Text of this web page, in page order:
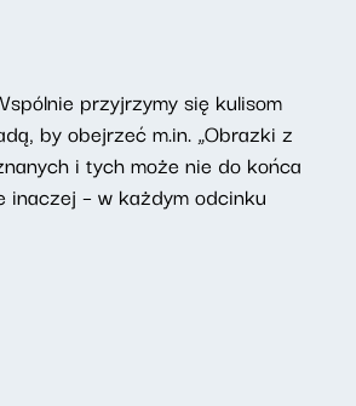
przyjrzymy się kulisom
by obejrzeć m.in. „Obrazki z
i tych może nie do końca
inaczej – w każdym odcinku